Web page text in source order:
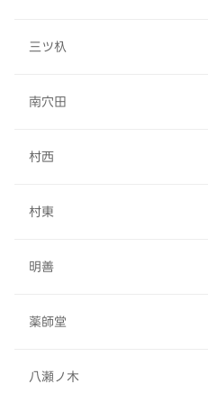
三ツ杁
南穴田
村西
村東
明善
薬師堂
八瀬ノ木